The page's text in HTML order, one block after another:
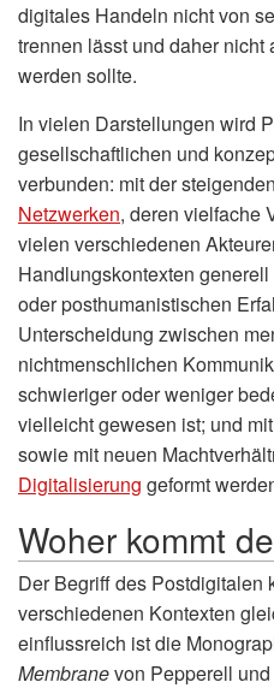
digitales Handeln nicht von
trennen lässt und daher
werden sollte.
In vielen Darstellungen wird
gesellschaftlichen und
verbunden: mit der
Netzwerken, deren vielfache
vielen verschiedenen
Handlungskontexten
oder posthumanistischen
Unterscheidung zwischen
nichtmenschlichen
schwieriger oder weniger
vielleicht gewesen ist; und
sowie mit neuen
Digitalisierung geformt
Woher kommt
Der Begriff des Postdigitalen
verschiedenen Kontexten
einflussreich ist die
Membranevon Pepperell